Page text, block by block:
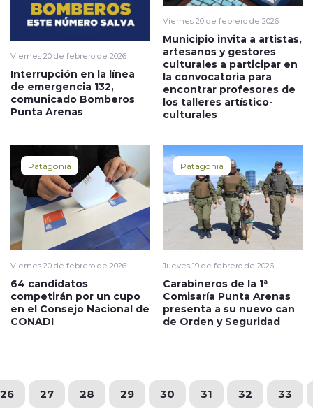
Viernes 20 de febrero de 2026
Interrupción en la línea
de emergencia 132,
comunicado Bomberos
Punta Arenas
Viernes 20 de febrero de 2026
Municipio invita a artistas,
artesanos y gestores
culturales a participar en
la convocatoria para
encontrar profesores de
los talleres artístico-
culturales
Patagonia
Viernes 20 de febrero de 2026
64 candidatos
competirán por un cupo
en el Consejo Nacional de
CONADI
Patagonia
Jueves 19 de febrero de 2026
Carabineros de la 1ª
Comisaría Punta Arenas
presenta a su nuevo can
de Orden y Seguridad
26 27 28 29 30 31 32 33